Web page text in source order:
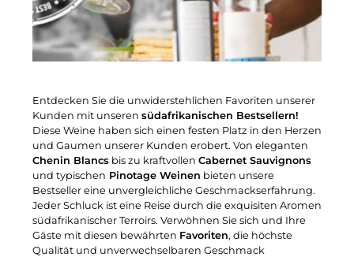
Entdecken Sie die unwiderstehlichen Favoriten unserer
Kunden mit unseren südafrikanischen Bestsellern!
Diese Weine haben sich einen festen Platz in den Herzen
und Gaumen unserer Kunden erobert. Von eleganten
Chenin Blancs bis zu kraftvollen Cabernet Sauvignons
und typischen Pinotage Weinen bieten unsere
Bestseller eine unvergleichliche Geschmackserfahrung.
Jeder Schluck ist eine Reise durch die exquisiten Aromen
südafrikanischer Terroirs. Verwöhnen Sie sich und Ihre
Gäste mit diesen bewährten Favoriten, die höchste
Qualität und unverwechselbaren Geschmack